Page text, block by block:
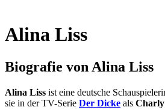
Alina Liss
Biografie von Alina Liss
Alina Liss ist eine deutsche
sie in der TV-Serie Der Dicke als Charly